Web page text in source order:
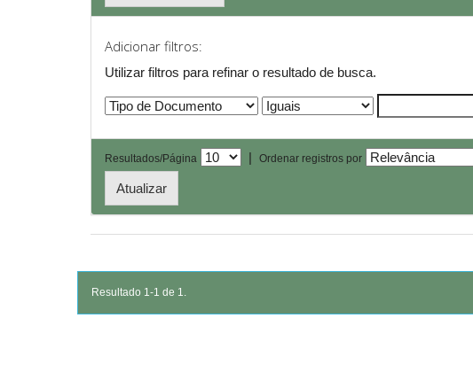
Adicionar filtros:
Utilizar filtros para refinar o resultado de busca.
Resultados/Página | Ordenar registros por
Resultado 1-1 de 1.